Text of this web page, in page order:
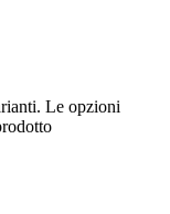
Le opzioni